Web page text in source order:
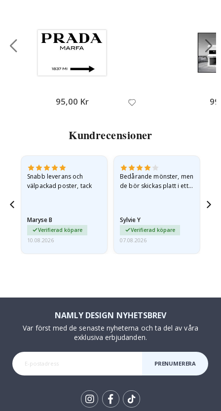
95,00 Kr
Kundrecensioner
Snabb leverans och
välpackad poster, tack
Maryse B
Verifierad köpare
10.08.2026
Bedårande mönster, men
de bör skickas platt i ett
Sylvie Y
Verifierad köpare
07.08.2026
NAMLY DESIGN NYHETSBREV
Var först med de senaste nyheterna och ta del av våra
exklusiva erbjudanden.
PRENUMERERA